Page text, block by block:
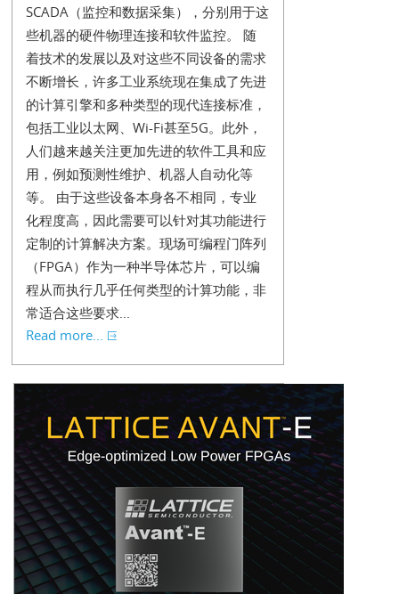
SCADA（监控和数据采集），分别用于这
些机器的硬件物理连接和软件监控。 随
着技术的发展以及对这些不同设备的需求
不断增长，许多工业系统现在集成了先进
的计算引擎和多种类型的现代连接标准，
包括工业以太网、Wi-Fi甚至5G。此外，
人们越来越关注更加先进的软件工具和应
用，例如预测性维护、机器人自动化等
等。 由于这些设备本身各不相同，专业
化程度高，因此需要可以针对其功能进行
定制的计算解决方案。现场可编程门阵列
（FPGA）作为一种半导体芯片，可以编
程从而执行几乎任何类型的计算功能，非
常适合这些要求...
Read more...